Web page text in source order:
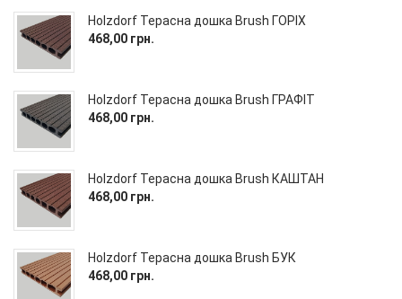
Holzdorf Терасна дошка Brush ГОРІХ
468,00 грн.
Holzdorf Терасна дошка Brush ГРАФІТ
468,00 грн.
Holzdorf Терасна дошка Brush КАШТАН
468,00 грн.
Holzdorf Терасна дошка Brush БУК
468,00 грн.